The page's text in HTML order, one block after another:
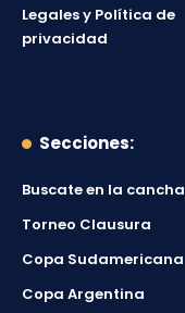
Legales y Política de
privacidad
Secciones:
Buscate en la cancha
Torneo Clausura
Copa Sudamericana
Copa Argentina